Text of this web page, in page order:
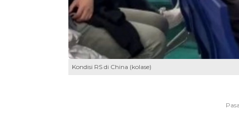
Kondisi RS di China (kolase)